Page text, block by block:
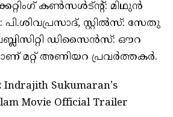
കൺസൾട്ൻ്റ്: മിഥുൻ
സ്റ്റിൽസ്: സേതു
ഡിസൈൻസ്: ഔറ
മറ്റ് അണിയറ പ്രവർത്തകർ.
Indrajith Sukumaran’s
Movie Official Trailer